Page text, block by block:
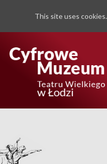
This site uses cookies.